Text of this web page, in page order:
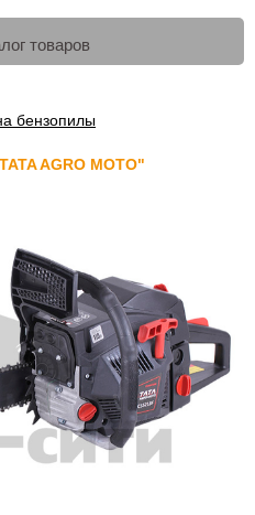
товаров
бензопилы
AGRO MOTO"